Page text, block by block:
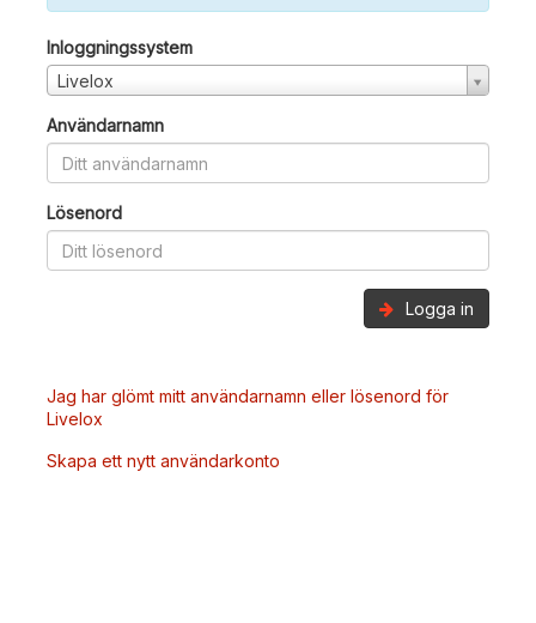
Inloggningssystem
Livelox
Användarnamn
Lösenord
Logga in
Jag har glömt mitt användarnamn eller lösenord för
Livelox
Skapa ett nytt användarkonto